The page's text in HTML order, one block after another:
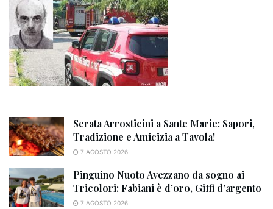
Serata Arrosticini a Sante Marie: Sapori,
Tradizione e Amicizia a Tavola!
7 AGOSTO 2026
Pinguino Nuoto Avezzano da sogno ai
Tricolori: Fabiani è d’oro, Giffi d’argento
7 AGOSTO 2026